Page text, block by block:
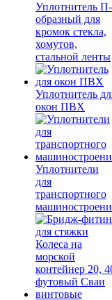
Уплотнитель П-
образный для
кромок стекла,
хомутов,
стальной ленты
Уплотнитель
окон ПВХ
Уплотнители
для
транспортного